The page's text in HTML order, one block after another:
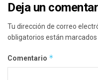
Deja un
Tu dirección de correo
obligatorios están marcados
Comentario *